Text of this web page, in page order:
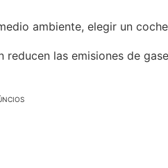
ambiente, elegir un
las emisiones de